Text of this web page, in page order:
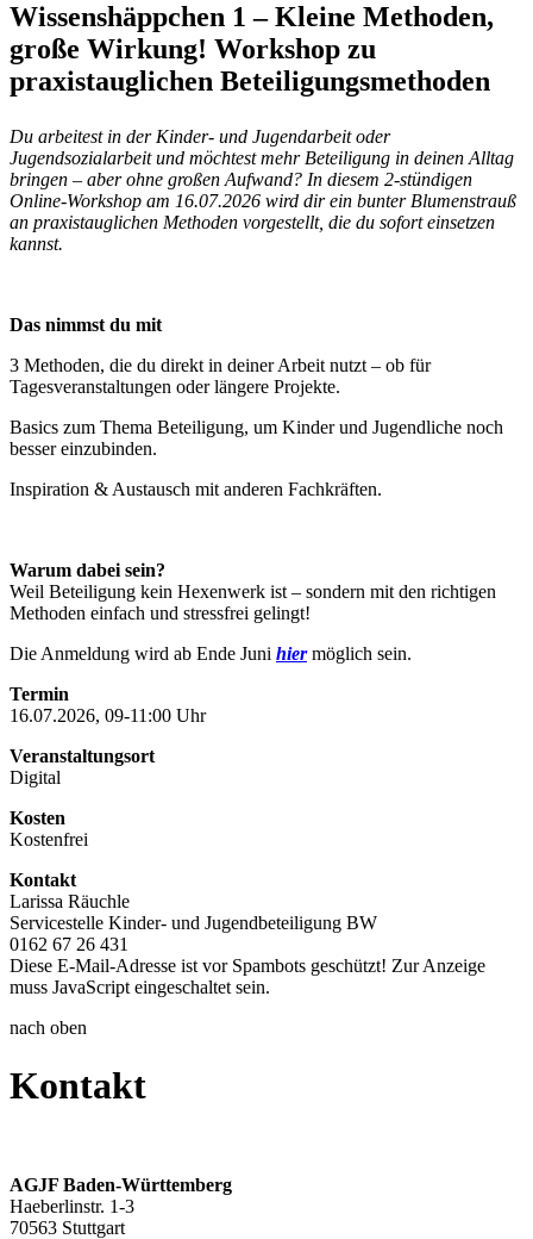
Wissenshäppchen 1 – Kleine Methoden,
große Wirkung! Workshop zu
praxistauglichen Beteiligungsmethoden
Du arbeitest in der Kinder- und Jugendarbeit oder
Jugendsozialarbeit und möchtest mehr Beteiligung in deinen Alltag
bringen – aber ohne großen Aufwand? In diesem 2-stündigen
Online-Workshop am 16.07.2026 wird dir ein bunter Blumenstrauß
an praxistauglichen Methoden vorgestellt, die du sofort einsetzen
kannst.
Das nimmst du mit
3 Methoden, die du direkt in deiner Arbeit nutzt – ob für
Tagesveranstaltungen oder längere Projekte.
Basics zum Thema Beteiligung, um Kinder und Jugendliche noch
besser einzubinden.
Inspiration & Austausch mit anderen Fachkräften.
Warum dabei sein?
Weil Beteiligung kein Hexenwerk ist – sondern mit den richtigen
Methoden einfach und stressfrei gelingt!
Die Anmeldung wird ab Ende Juni hiermöglich sein.
Termin
16.07.2026, 09-11:00 Uhr
Veranstaltungsort
Digital
Kosten
Kostenfrei
Kontakt
Larissa Räuchle
Servicestelle Kinder- und Jugendbeteiligung BW
0162 67 26 431
Diese E-Mail-Adresse ist vor Spambots geschützt! Zur Anzeige
muss JavaScript eingeschaltet sein.
nach oben
Kontakt
AGJF Baden-Württemberg
Haeberlinstr. 1-3
70563 Stuttgart